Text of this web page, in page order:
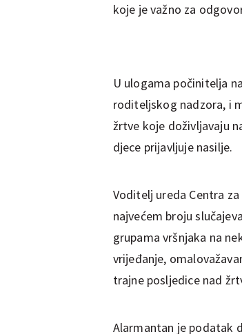
koje je važno za
U ulogama počinitelja
roditeljskog nadzora, i
žrtve koje doživljavaju
djece prijavljuje nasilje.
Voditelj ureda Centra
najvećem broju
grupama vršnjaka na
vrijeđanje,
trajne posljedice nad
Alarmantan je podatak